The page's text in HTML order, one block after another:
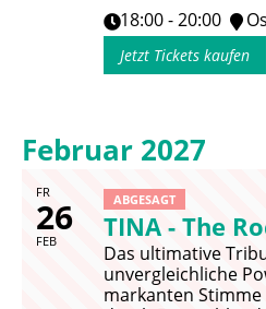
18:00 - 20:00
Jetzt Tickets kaufen
Februar 2027
FR
26
FEB
ABGESAGT
TINA - The
Das ultimative
unvergleichliche
markanten